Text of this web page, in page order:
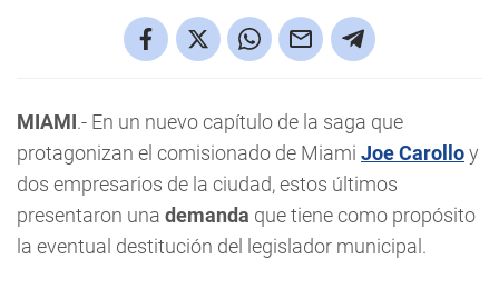
MIAMI.- En un nuevo capítulo de la saga que
protagonizan el comisionado de Miami Joe Carolloy
dos empresarios de la ciudad, estos últimos
presentaron una demanda que tiene como propósito
la eventual destitución del legislador municipal.